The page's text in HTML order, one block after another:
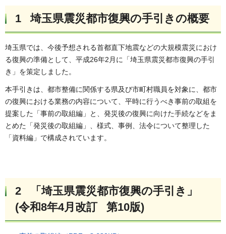
1 埼玉県震災都市復興の手引きの概要
埼玉県では、今後予想される首都直下地震などの大規模震災におけ
る復興の準備として、平成26年2月に「埼玉県震災都市復興の手引
き」を策定しました。
本手引きは、都市整備に関係する県及び市町村職員を対象に、都市
の復興における業務の内容について、平時に行うべき事前の取組を
提案した「事前の取組編」と、発災後の復興に向けた手続などをま
とめた「発災後の取組編」、様式、事例、法令について整理した
「資料編」で構成されています。
2 「埼玉県震災都市復興の手引き」
(令和8年4月改訂 第10版)